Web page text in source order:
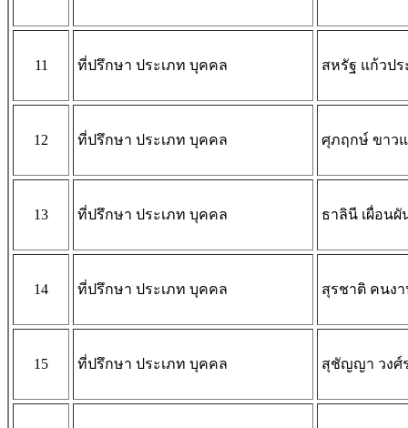
11 ที่ปรึกษา ประเภท บุคคล สหรัฐ แก้วปร
12 ที่ปรึกษา ประเภท บุคคล ศุภฤกษ์ ขาว
13 ที่ปรึกษา ประเภท บุคคล ธาลินี เผื่อนผั
14 ที่ปรึกษา ประเภท บุคคล สุรชาติ คนง
15 ที่ปรึกษา ประเภท บุคคล สุชัญญา วงศ์